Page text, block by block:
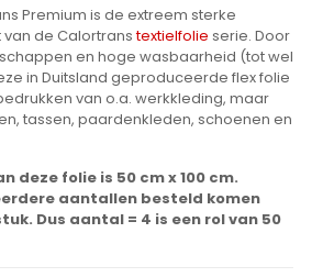
Premium is de extreem sterke
de Calortranstextielfolie serie. Door
en hoge wasbaarheid (tot wel
in Duitsland geproduceerde flex folie
van o.a. werkkleding, maar
tassen, paardenkleden, schoenen en
deze folie is 50 cm x 100 cm.
aantallen besteld komen
Dus aantal = 4 is een rol van 50